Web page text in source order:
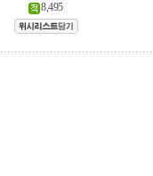
8,495